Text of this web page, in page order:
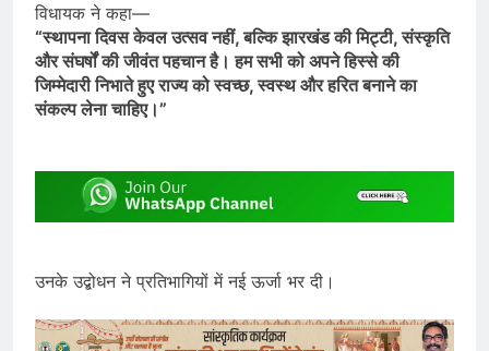
विधायक ने कहा—
“स्थापना दिवस केवल उत्सव नहीं, बल्कि झारखंड की मिट्टी, संस्कृति
और संघर्षों की जीवंत पहचान है। हम सभी को अपने हिस्से की
जिम्मेदारी निभाते हुए राज्य को स्वच्छ, स्वस्थ और हरित बनाने का
संकल्प लेना चाहिए।”
उनके उद्बोधन ने प्रतिभागियों में नई ऊर्जा भर दी।